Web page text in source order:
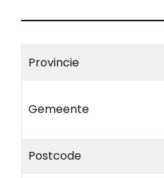
Provincie
Gemeente
Postcode